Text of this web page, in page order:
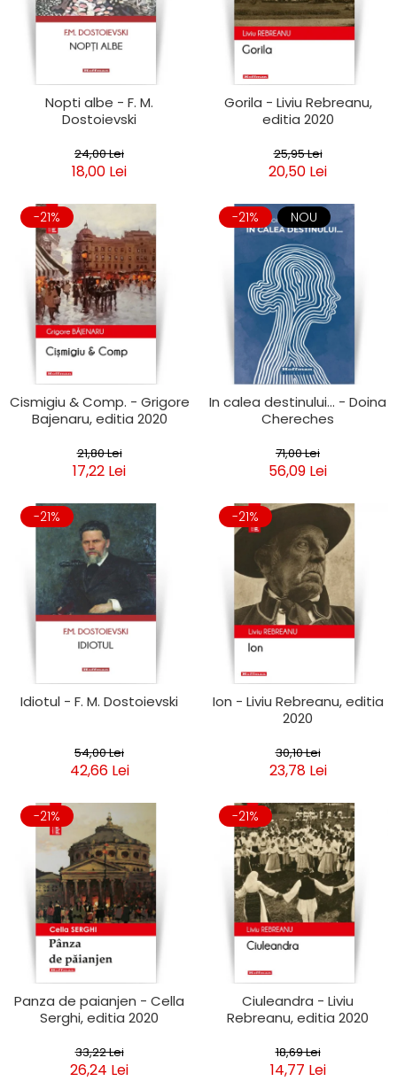
Clasica
Contemporana
Universala
Universala
Publicistica / Reportaje / Interviuri
Stiinte umaniste
Istorie
Sociologie si filozofie
Nopti albe - F. M.
Dostoievski
24,00 Lei
18,00 Lei
Gorila - Liviu Rebreanu,
editia 2020
25,95 Lei
20,50 Lei
-21%
Cismigiu & Comp. - Grigore
Bajenaru, editia 2020
21,80 Lei
17,22 Lei
-21% NOU
In calea destinului... - Doina
Chereches
71,00 Lei
56,09 Lei
-21%
Idiotul - F. M. Dostoievski
54,00 Lei
42,66 Lei
-21%
Ion - Liviu Rebreanu, editia
2020
30,10 Lei
23,78 Lei
-21%
Panza de paianjen - Cella
Serghi, editia 2020
33,22 Lei
26,24 Lei
-21%
Ciuleandra - Liviu
Rebreanu, editia 2020
18,69 Lei
14,77 Lei